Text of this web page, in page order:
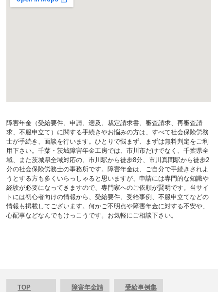
障害年金（受給要件、申請、遡及、裁定請求書、審査請求、再審査請
求、不服申立て）に関する手続きやお悩みの方は、すべて社会保険労務
士が手続き、面談を行います。ひとりで悩まず、まずは無料判定をご利
用下さい。千葉・茨城障害年金工房では、市川市だけでなく、千葉県全
域、また茨城県全域対応の、市川駅から徒歩8分、市川真間駅から徒歩2
分の社会保険労務士の事務所です。障害年金は、ご自分で手続きされよ
うとする方も多くいらっしゃると思いますが、申請には専門的な知識や
経験が必要になってきますので、専門家へのご依頼が賢明です。当サイ
トには初心者向けの情報から、受給要件、受給事例、不服申立てなどの
情報も掲載してございます。何かご不明点や障害年金に対する不安や、
心配事などなんでもけっこうです。お気軽にご相談下さい。
TOP
障害年金請
受給事例集